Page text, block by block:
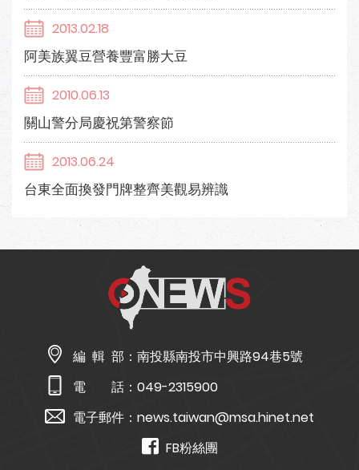
2013.02.18
阿美族翼豆營養豐富勝大豆
2010.06.13
關山警分局慶祝第警察節
2013.06.24
台東全面換發門牌整齊美觀易辨識
編 輯 部： 南投縣南投市中興路94巷5號
電 話： 049-2315900
電子郵件： news.taiwan@msa.hinet.net
FB粉絲團